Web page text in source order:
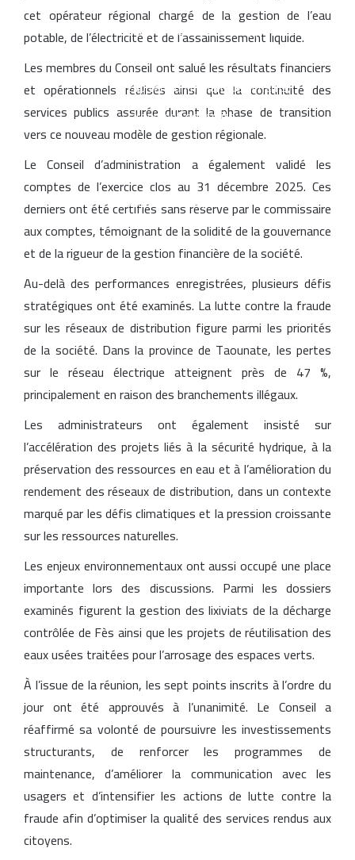
financement du développement
CIH Bank finalise une augmentation de
capital d’un milliard de dirhams,
largement souscrite
Samsung enregistre un nouveau record
de précommandes pour ses
smartphones pliables
cet opérateur régional chargé de la gestion de l’eau
potable, de l’électricité et de l’assainissement liquide.
Les membres du Conseil ont salué les résultats financiers
et opérationnels réalisés ainsi que la continuité des
services publics assurée durant la phase de transition
vers ce nouveau modèle de gestion régionale.
Le Conseil d’administration a également validé les
comptes de l’exercice clos au 31 décembre 2025. Ces
derniers ont été certifiés sans réserve par le commissaire
aux comptes, témoignant de la solidité de la gouvernance
et de la rigueur de la gestion financière de la société.
Au-delà des performances enregistrées, plusieurs défis
stratégiques ont été examinés. La lutte contre la fraude
sur les réseaux de distribution figure parmi les priorités
de la société. Dans la province de Taounate, les pertes
sur le réseau électrique atteignent près de 47 %,
principalement en raison des branchements illégaux.
Les administrateurs ont également insisté sur
l’accélération des projets liés à la sécurité hydrique, à la
préservation des ressources en eau et à l’amélioration du
rendement des réseaux de distribution, dans un contexte
marqué par les défis climatiques et la pression croissante
sur les ressources naturelles.
Les enjeux environnementaux ont aussi occupé une place
importante lors des discussions. Parmi les dossiers
examinés figurent la gestion des lixiviats de la décharge
contrôlée de Fès ainsi que les projets de réutilisation des
eaux usées traitées pour l’arrosage des espaces verts.
À l’issue de la réunion, les sept points inscrits à l’ordre du
jour ont été approuvés à l’unanimité. Le Conseil a
réaffirmé sa volonté de poursuivre les investissements
structurants, de renforcer les programmes de
maintenance, d’améliorer la communication avec les
usagers et d’intensifier les actions de lutte contre la
fraude afin d’optimiser la qualité des services rendus aux
citoyens.